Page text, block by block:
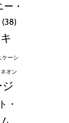
・
(38)
キ
ケーシ
オン
・